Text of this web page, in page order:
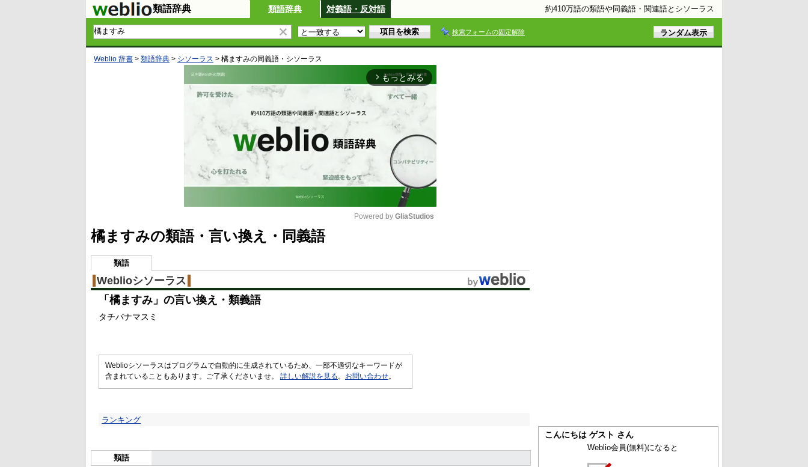
類語辞典 類語辞典 対義語・反対語 約410万語の類語や同義語・関連語とシソーラス
検索フォームの固定解除
Weblio 辞書 > 類語辞典 > シソーラス > 橘ますみの同義語・シソーラス
arrow_forward_ios もっとみる
Powered by GliaStudios
橘ますみの類語・言い換え・同義語
類語
Weblioシソーラス
「 橘ますみ 」の言い換え・類義語
タチバナマスミ
Weblioシソーラスはプログラムで自動的に生成されているため、一部不適切なキーワードが
含まれていることもあります。ご了承くださいませ。 詳しい解説を見る 。 お問い合わせ。
ランキング
類語
こんにちは ゲスト さん
Weblio会員(無料)になると